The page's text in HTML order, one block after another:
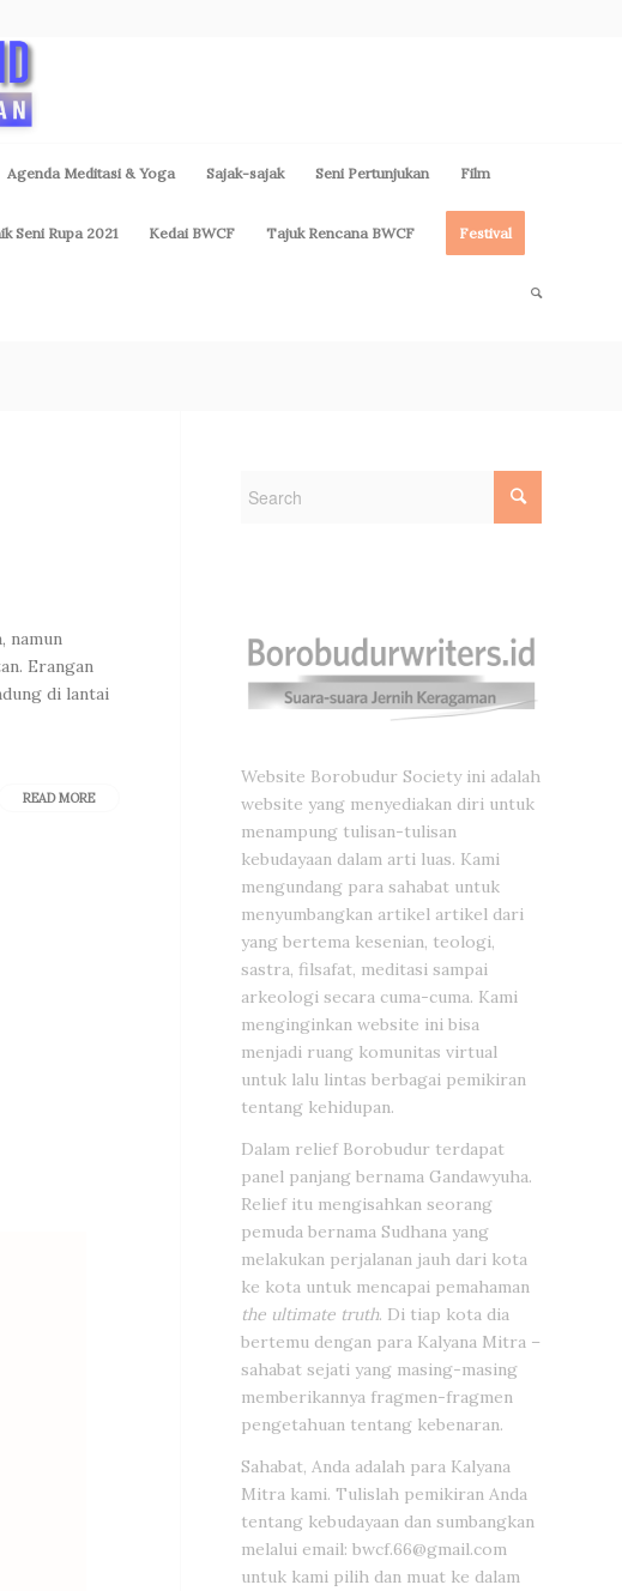
Agenda Meditasi & Yoga Sajak-sajak Seni Pertunjukan Film
Seni Rupa 2021 Kedai BWCF Tajuk Rencana BWCF Festival
namun
Erangan
di lantai
READ MORE
Website Borobudur Society ini adalah
website yang menyediakan diri untuk
menampung tulisan-tulisan
kebudayaan dalam arti luas. Kami
mengundang para sahabat untuk
menyumbangkan artikel artikel dari
yang bertema kesenian, teologi,
sastra, filsafat, meditasi sampai
arkeologi secara cuma-cuma. Kami
menginginkan website ini bisa
menjadi ruang komunitas virtual
untuk lalu lintas berbagai pemikiran
tentang kehidupan.
Dalam relief Borobudur terdapat
panel panjang bernama Gandawyuha.
Relief itu mengisahkan seorang
pemuda bernama Sudhana yang
melakukan perjalanan jauh dari kota
ke kota untuk mencapai pemahaman
the ultimate truth. Di tiap kota dia
bertemu dengan para Kalyana Mitra –
sahabat sejati yang masing-masing
memberikannya fragmen-fragmen
pengetahuan tentang kebenaran.
Sahabat, Anda adalah para Kalyana
Mitra kami. Tulislah pemikiran Anda
tentang kebudayaan dan sumbangkan
melalui email: bwcf.66@gmail.com
untuk kami pilih dan muat ke dalam